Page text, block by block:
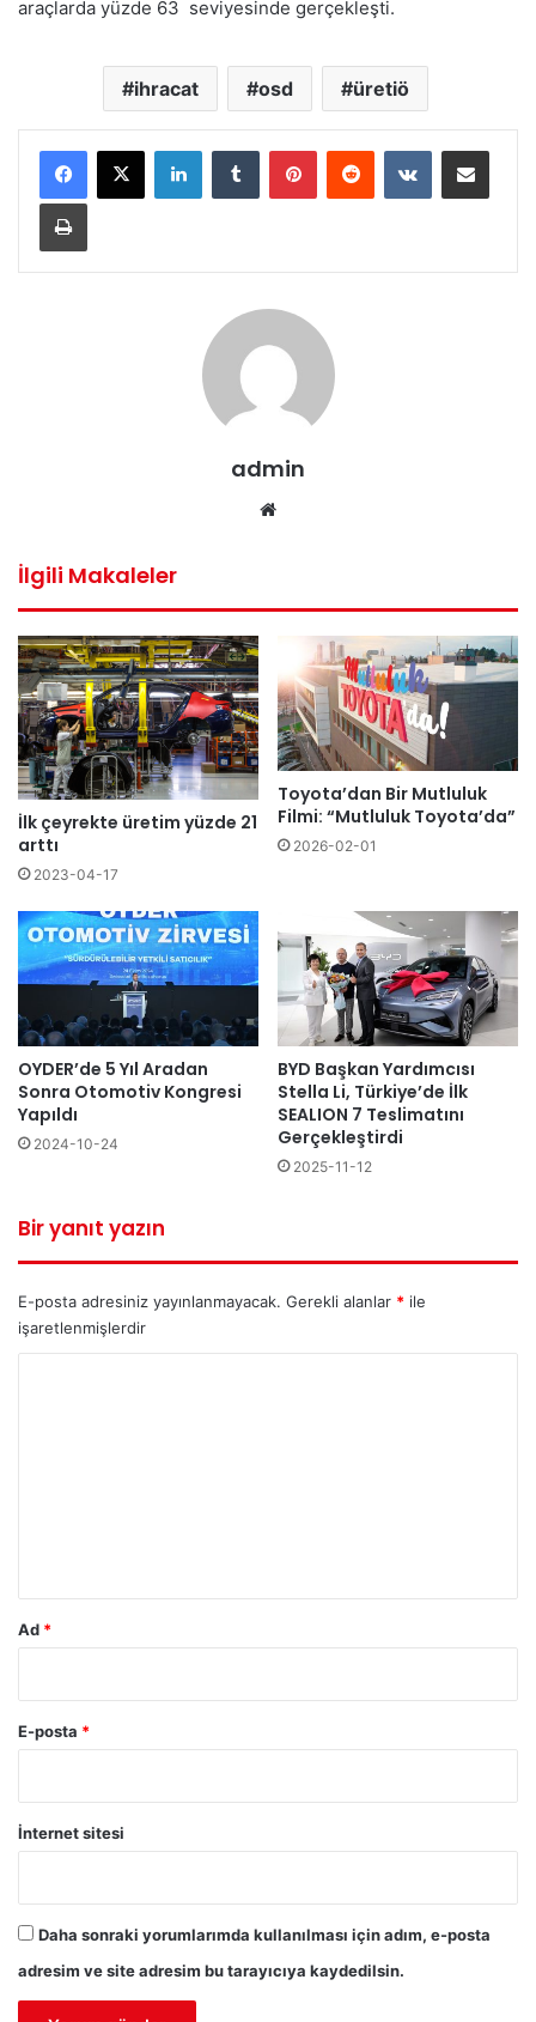
araçlarda yüzde 63 seviyesinde gerçekleşti.
ihracat osd üretiö
LinkedInTumblr PinterestReddit VKontakteE-Posta ile paylaş
Yazdır
admin
İlgili Makaleler
İlk çeyrekte üretim yüzde 21
arttı
2023-04-17
Toyota’dan Bir Mutluluk
Filmi: “Mutluluk Toyota’da”
2026-02-01
OYDER’de 5 Yıl Aradan
Sonra Otomotiv Kongresi
Yapıldı
2024-10-24
BYD Başkan Yardımcısı
Stella Li, Türkiye’de İlk
SEALION 7 Teslimatını
Gerçekleştirdi
2025-11-12
Bir yanıt yazın
E-posta adresiniz yayınlanmayacak. Gerekli alanlar * ile
işaretlenmişlerdir
Ad *
E-posta *
İnternet sitesi
Daha sonraki yorumlarımda kullanılması için adım, e-posta
adresim ve site adresim bu tarayıcıya kaydedilsin.